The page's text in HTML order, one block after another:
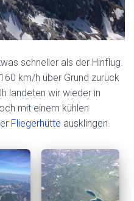
schneller als der Hinflug.
km/h über Grund zurück
landeten wir wieder in
mit einem kühlen
Fliegerhütte ausklingen.